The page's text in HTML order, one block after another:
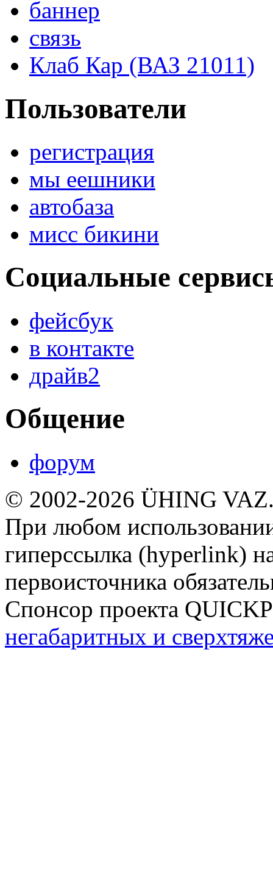
баннер
связь
Клаб Кар (ВАЗ 21011)
Пользователи
регистрация
мы еешники
автобаза
мисс бикини
Социальные
фейсбук
в контакте
драйв2
Общение
форум
© 2002-2026 ÜHING
При любом
гиперссылка (hyperlink)
первоисточника
Спонсор проекта
негабаритных и